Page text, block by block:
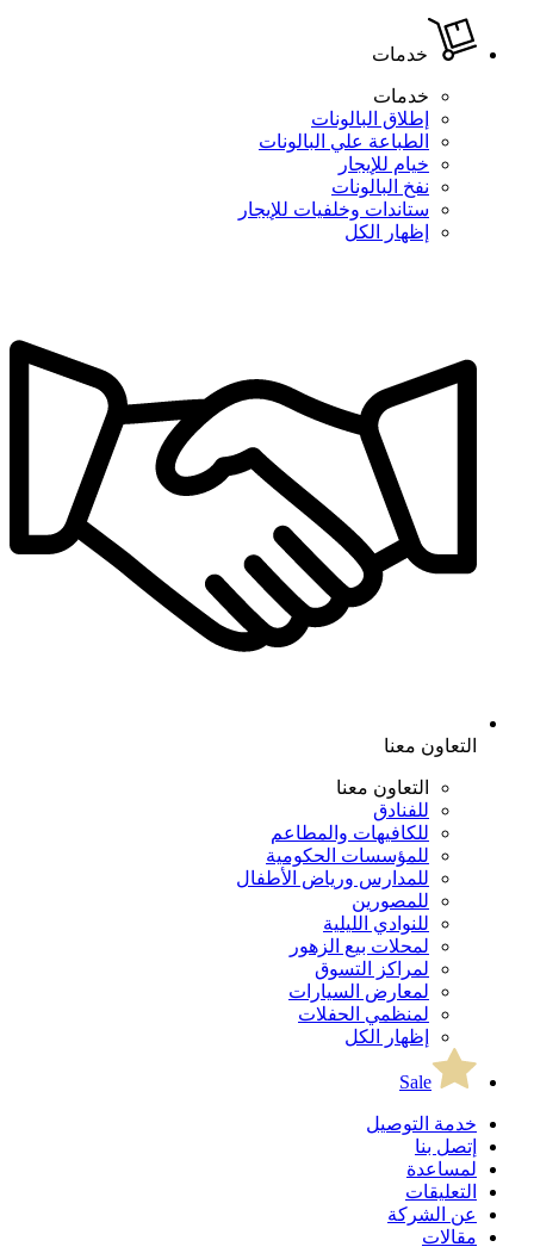
خدمات
خدمات
إطلاق البالونات
الطباعة علي البالونات
خيام للإيجار
نفخ البالونات
ستاندات وخلفيات للإيجار
إظهار الكل
التعاون معنا
التعاون معنا
للفنادق
للكافيهات والمطاعم
للمؤسسات الحكومية
للمدارس ورياض الأطفال
للمصورين
للنوادي الليلية
لمحلات بيع الزهور
لمراكز التسوق
لمعارض السيارات
لمنظمي الحفلات
إظهار الكل
Sale
خدمة التوصيل
إتصل بنا
لمساعدة
التعليقات
عن الشركة
مقالات